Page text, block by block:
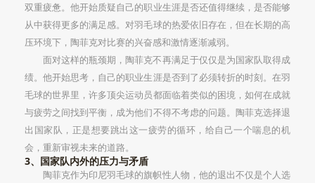
双重疲惫。他开始质疑自己的职业生涯是否还值得继续，是否能够
从中获得更多的满足感。对羽毛球的热爱依旧存在，但在长期的高
压环境下，陶菲克对比赛的兴奋感和激情逐渐减弱。
面对这样的瓶颈期，陶菲克不再满足于仅仅是为国家队取得成
绩。他开始思考，自己的职业生涯是否到了必须转折的时刻。在羽
毛球的世界里，许多顶尖运动员都面临着类似的困境，如何在成就
与疲劳之间找到平衡，成为他们不得不考虑的问题。陶菲克选择退
出国家队，正是想要跳出这一疲劳的循环，给自己一个喘息的机
会，重新审视未来的道路。
3、国家队内外的压力与矛盾
陶菲克作为印尼羽毛球的旗帜性人物，他的退出不仅是个人选